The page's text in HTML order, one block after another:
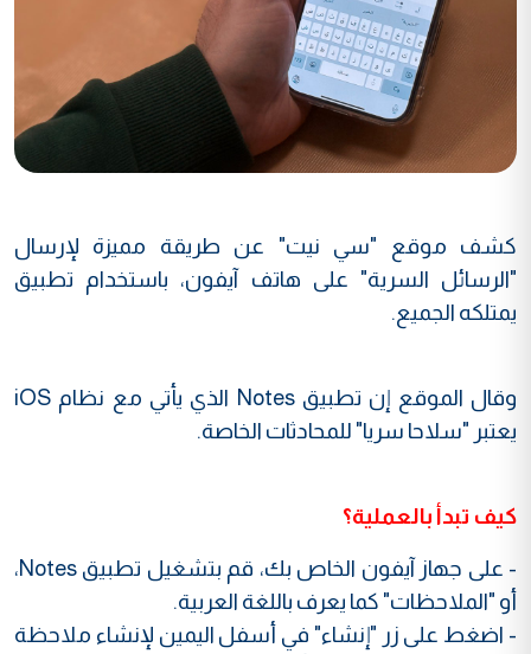
كشف موقع "سي نيت" عن طريقة مميزة لإرسال
"الرسائل السرية" على هاتف آيفون، باستخدام تطبيق
يمتلكه الجميع.
وقال الموقع إن تطبيق Notes الذي يأتي مع نظام iOS
يعتبر "سلاحا سريا" للمحادثات الخاصة.
كيف تبدأ بالعملية؟
- على جهاز آيفون الخاص بك، قم بتشغيل تطبيق Notes،
أو "الملاحظات" كما يعرف باللغة العربية.
- اضغط على زر "إنشاء" في أسفل اليمين لإنشاء ملاحظة